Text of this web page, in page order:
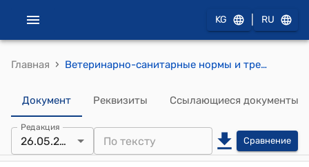
KG RU
Главная › Ветеринарно-санитарные нормы и требования к организации и ведению аквакультуры к приказу Министерства сельского хозяйства Кыргызской Республики от «26» мая 2023 г.
Документ Реквизиты Ссылающиеся документы
Редакция
26.05.2023 Сравнение